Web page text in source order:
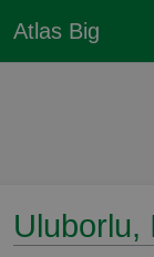
Atlas Big
Uluborlu,